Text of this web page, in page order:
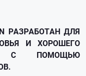
РАЗРАБОТАН ДЛЯ
И ХОРОШЕГО
С ПОМОЩЬЮ